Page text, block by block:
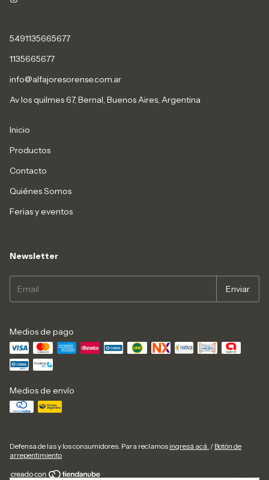
5491135665677
1135665677
info@alfajoresorense.com.ar
Av los quilmes 67, Bernal, Buenos Aires, Argentina
Inicio
Productos
Contacto
Quiénes Somos
Ferias y eventos
Newsletter
Medios de pago
Medios de envío
Defensa de las y los consumidores. Para reclamos ingresá acá. / Botón de
arrepentimiento